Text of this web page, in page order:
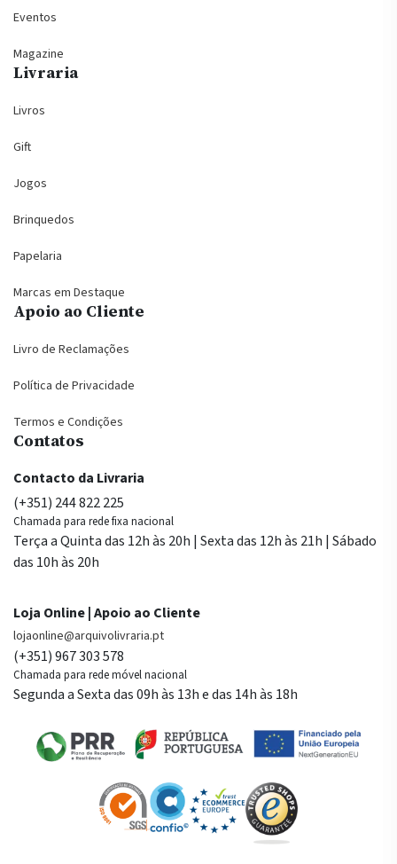
Eventos
Magazine
Livraria
Livros
Gift
Jogos
Brinquedos
Papelaria
Marcas em Destaque
Apoio ao Cliente
Livro de Reclamações
Política de Privacidade
Termos e Condições
Contatos
Contacto da Livraria
(+351) 244 822 225
Chamada para rede fixa nacional
Terça a Quinta das 12h às 20h | Sexta das 12h às 21h | Sábado
das 10h às 20h
Loja Online | Apoio ao Cliente
lojaonline@arquivolivraria.pt
(+351) 967 303 578
Chamada para rede móvel nacional
Segunda a Sexta das 09h às 13h e das 14h às 18h